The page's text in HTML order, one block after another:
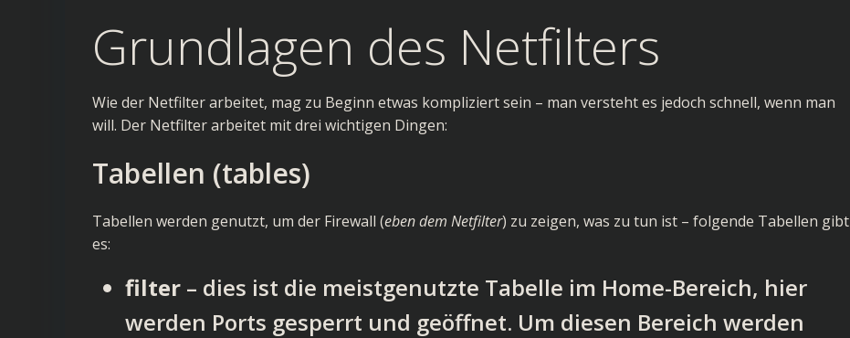
Grundlagen des Netfilters
Wie der Netfilter arbeitet, mag zu Beginn etwas kompliziert sein – man versteht es jedoch schnell, wenn man
will. Der Netfilter arbeitet mit drei wichtigen Dingen:
Tabellen (tables)
Tabellen werden genutzt, um der Firewall (eben dem Netfilter) zu zeigen, was zu tun ist – folgende Tabellen gibt
es:
filter – dies ist die meistgenutzte Tabelle im Home-Bereich, hier
werden Ports gesperrt und geöffnet. Um diesen Bereich werden